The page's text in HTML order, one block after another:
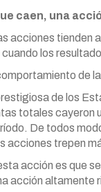
caen, una
acciones tienden
cuando los
de
de los
totales cayeron
De todos
acciones trepen
acción es que
acción altamente